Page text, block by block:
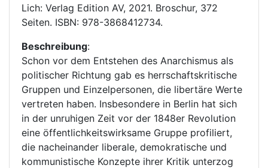
Lich: Verlag Edition AV, 2021. Broschur, 372
Seiten. ISBN: 978-3868412734.
Beschreibung:
Schon vor dem Entstehen des Anarchismus als
politischer Richtung gab es herrschaftskritische
Gruppen und Einzelpersonen, die libertäre Werte
vertreten haben. Insbesondere in Berlin hat sich
in der unruhigen Zeit vor der 1848er Revolution
eine öffentlichkeitswirksame Gruppe profiliert,
die nacheinander liberale, demokratische und
kommunistische Konzepte ihrer Kritik unterzog